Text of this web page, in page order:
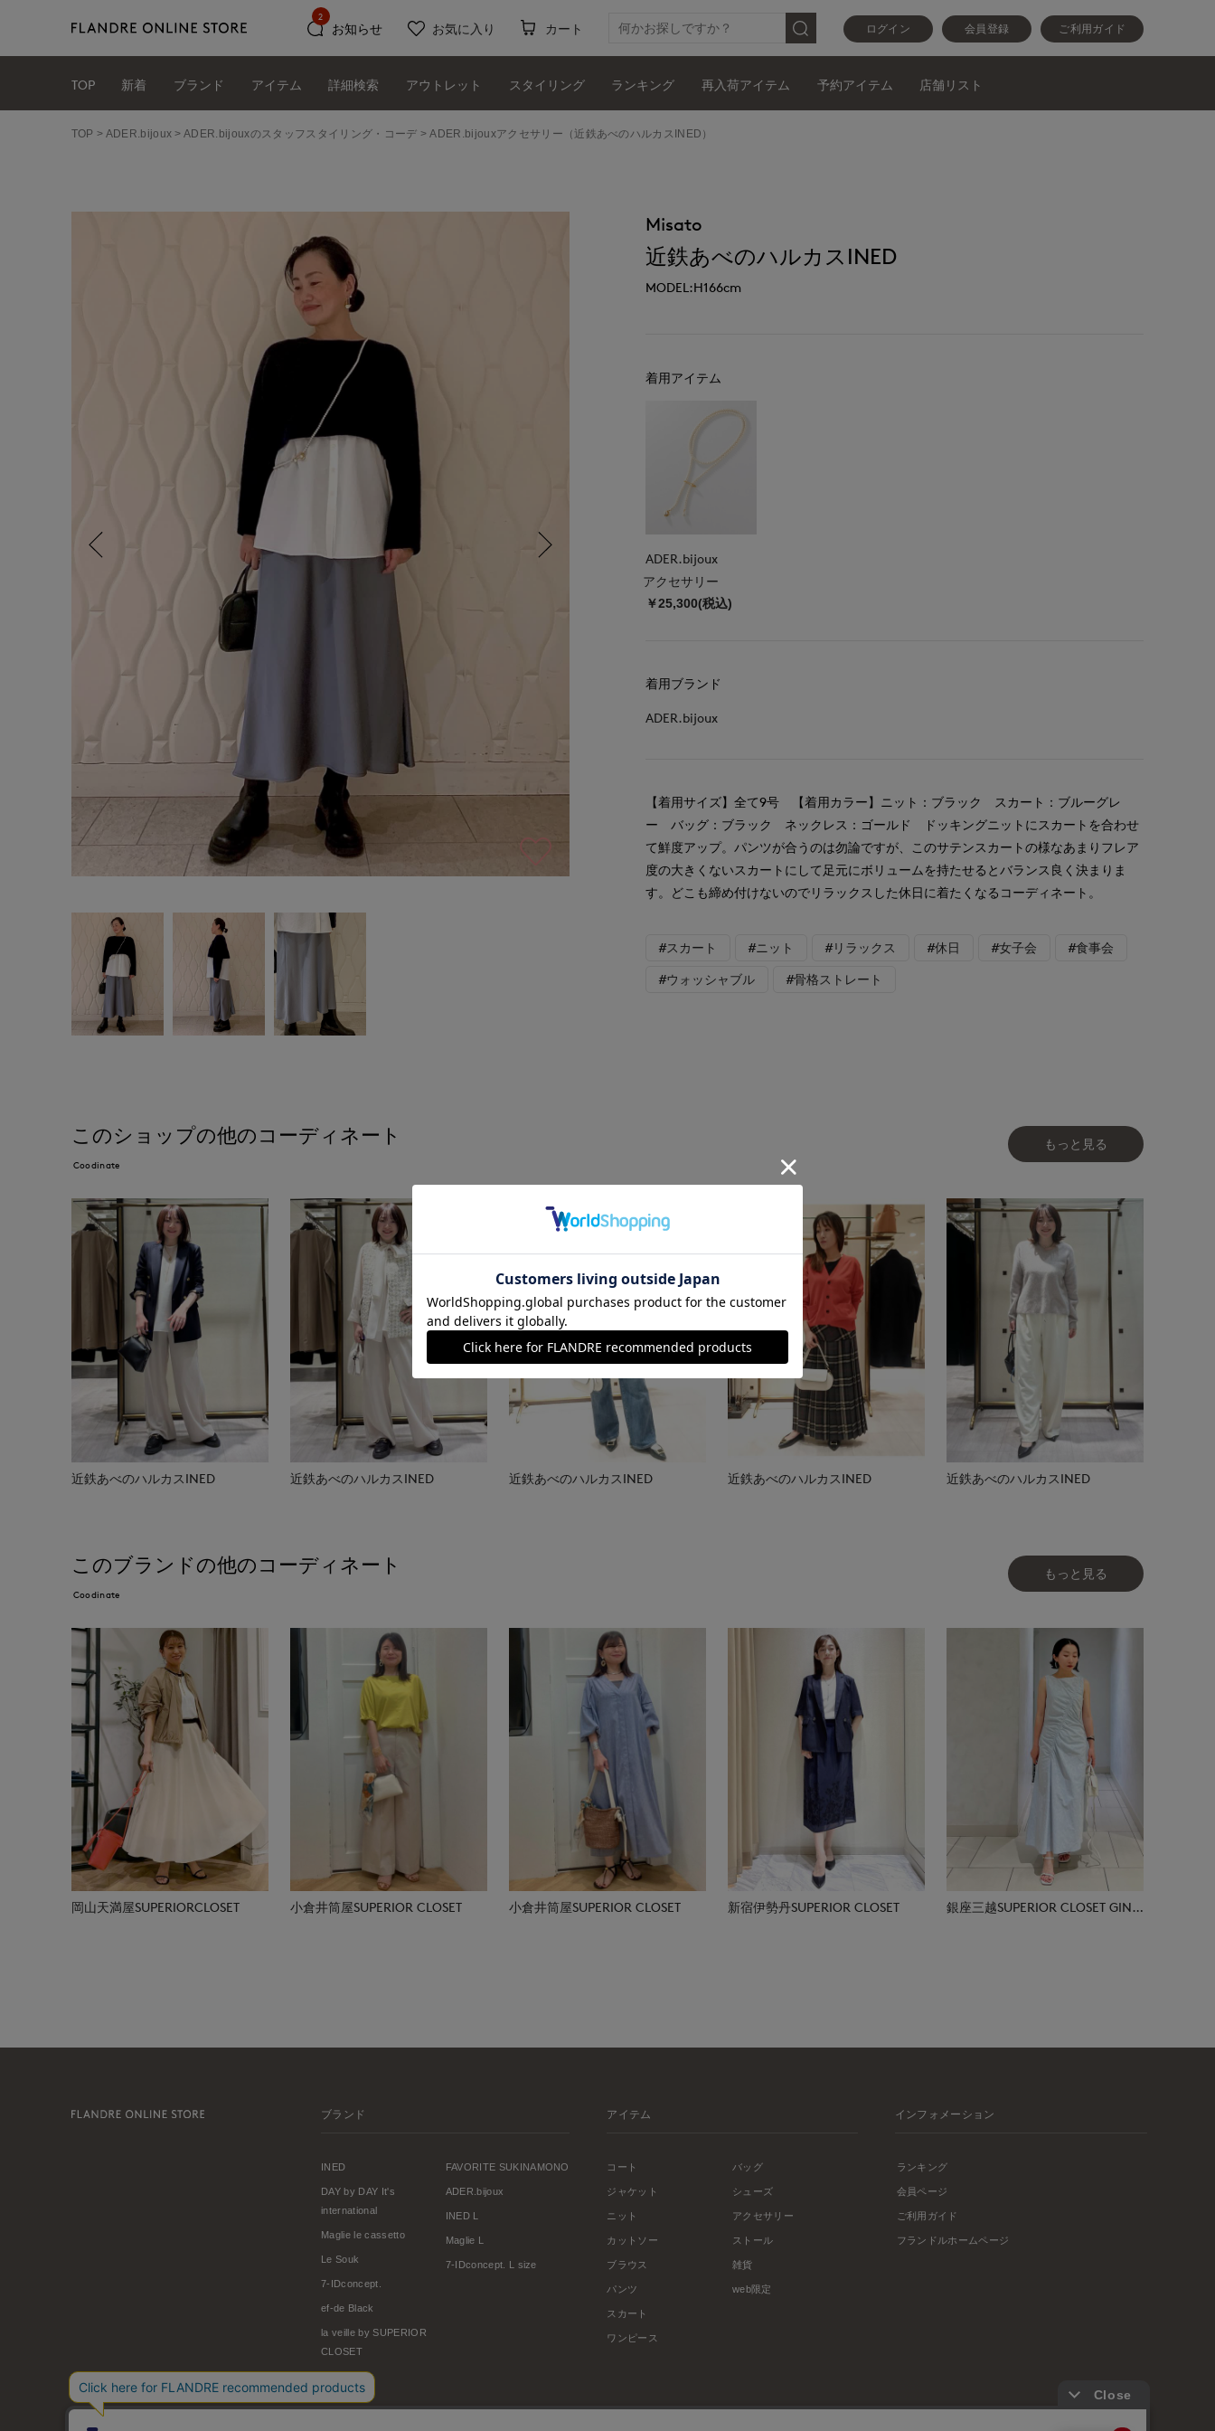
ログイン 会員登録 ご利用ガイド
お知らせ
2
お気に入り カート
TOP 新着 ブランド アイテム 詳細検索 アウトレット スタイリング ランキング 再入荷アイテム 予約アイテム 店舗リスト
TOP ADER.bijoux ADER.bijouxのスタッフスタイリング・コーデ ADER.bijouxアクセサリー（近鉄あべのハルカスINED）
Misato
近鉄あべのハルカスINED
MODEL:H166cm
着用アイテム
ADER.bijoux
アクセサリー
￥25,300(税込)
着用ブランド
ADER.bijoux
【着用サイズ】全て9号 【着用カラー】ニット：ブラック スカート：ブルーグレ
ー バッグ：ブラック ネックレス：ゴールド ドッキングニットにスカートを合わせ
て鮮度アップ。パンツが合うのは勿論ですが、このサテンスカートの様なあまりフレア
度の大きくないスカートにして足元にボリュームを持たせるとバランス良く決まりま
す。どこも締め付けないのでリラックスした休日に着たくなるコーディネート。
#スカート #ニット #リラックス #休日 #女子会 #食事会
#ウォッシャブル #骨格ストレート
このショップの他のコーディネート
Coodinate
もっと見る
近鉄あべのハルカスINED 近鉄あべのハルカスINED 近鉄あべのハルカスINED 近鉄あべのハルカスINED 近鉄あべのハルカスINED
このブランドの他のコーディネート
Coodinate
もっと見る
岡山天満屋SUPERIORCLOSET 小倉井筒屋SUPERIOR CLOSET 小倉井筒屋SUPERIOR CLOSET 新宿伊勢丹SUPERIOR CLOSET 銀座三越SUPERIOR CLOSET GINZA
ブランド
INED
DAY by DAY It's
international
Maglie le cassetto
Le Souk
7-IDconcept.
ef-de Black
la veille by SUPERIOR
CLOSET
FAVORITE SUKINAMONO
ADER.bijoux
INED L
Maglie L
7-IDconcept. L size
アイテム
コート
ジャケット
ニット
カットソー
ブラウス
パンツ
スカート
ワンピース
バッグ
シューズ
アクセサリー
ストール
雑貨
web限定
インフォメーション
ランキング
会員ページ
ご利用ガイド
フランドルホームページ